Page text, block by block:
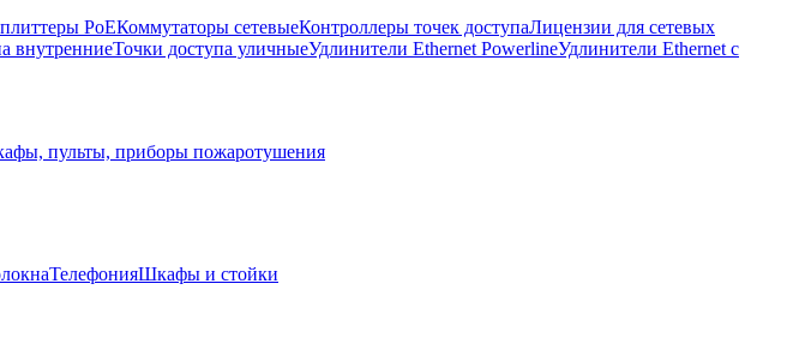
РоЕКоммутаторы сетевыеКонтроллеры точек доступаЛицензии для сетевых
внутренниеТочки доступа уличныеУдлинители Ethernet PowerlineУдлинители Ethernet с
пульты, приборы пожаротушения
ТелефонияШкафы и стойки